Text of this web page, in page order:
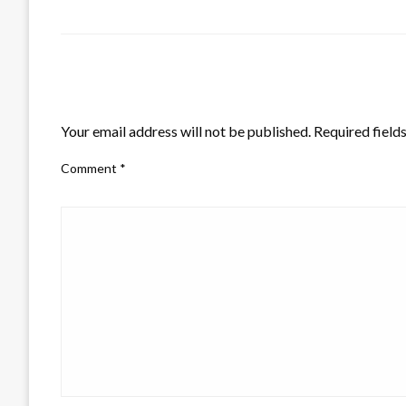
Your email address will not be published. Required
Comment *